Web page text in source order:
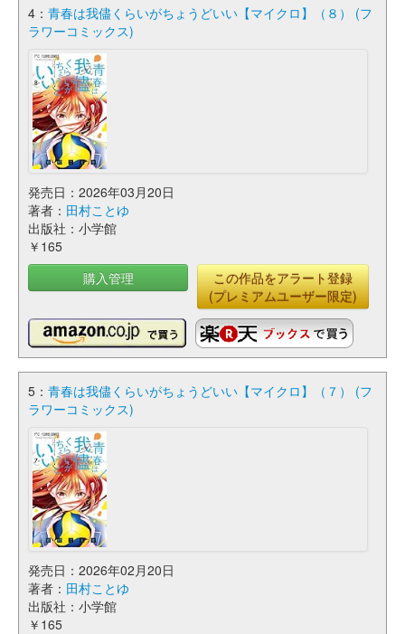
4： 青春は我儘くらいがちょうどいい【マイクロ】（８） (フ
ラワーコミックス)
発売日：2026年03月20日
著者： 田村ことゆ
出版社：小学館
￥165
購入管理
この作品をアラート登録
(プレミアムユーザー限定)
5： 青春は我儘くらいがちょうどいい【マイクロ】（７） (フ
ラワーコミックス)
発売日：2026年02月20日
著者： 田村ことゆ
出版社：小学館
￥165